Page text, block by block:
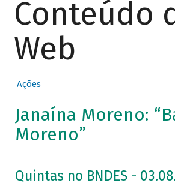
Conteúdo
Web
Ações
Janaína Moreno:
Moreno”
Quintas no BNDES -